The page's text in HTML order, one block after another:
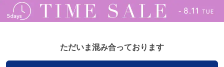
ただいま混み合っております